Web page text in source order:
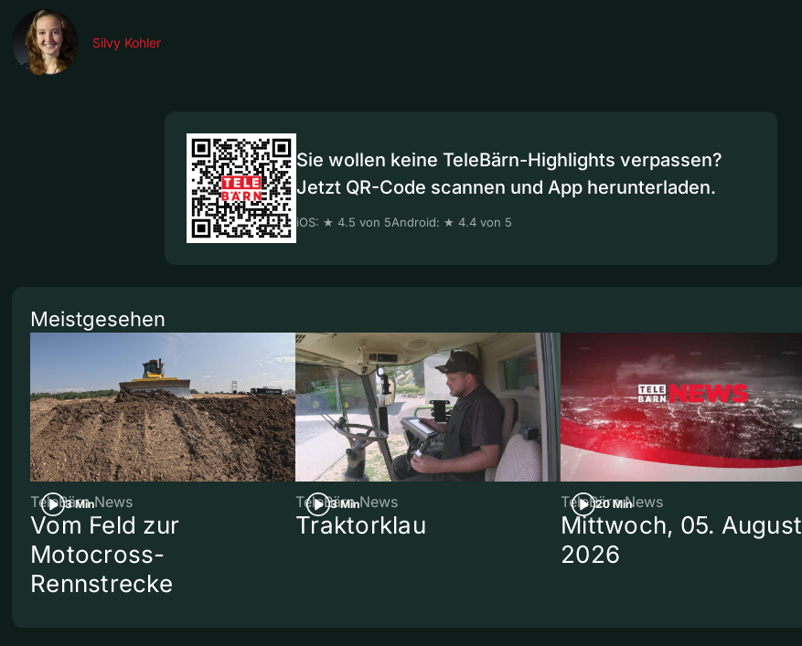
Silvy Kohler
Sie wollen keine TeleBärn-Highlights verpassen?
Jetzt QR-Code scannen und App herunterladen.
iOS: ★ 4.5 von 5Android: ★ 4.4 von 5
Meistgesehen
3 Min
TeleBärn News
Vom Feld zur
Motocross-
Rennstrecke
3 Min
TeleBärn News
Traktorklau
20 Min
TeleBärn News
Mittwoch, 05. August
2026